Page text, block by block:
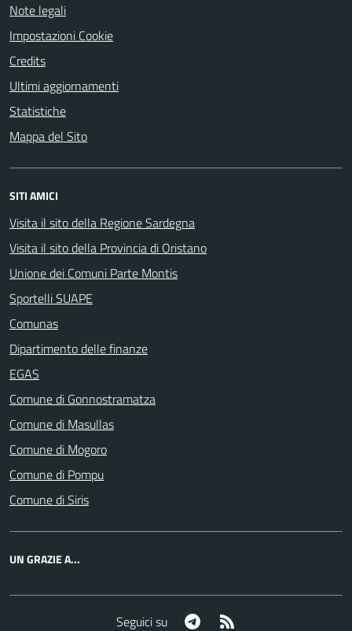
Note legali
Impostazioni Cookie
Credits
Ultimi aggiornamenti
Statistiche
Mappa del Sito
SITI AMICI
Visita il sito della Regione Sardegna
Visita il sito della Provincia di Oristano
Unione dei Comuni Parte Montis
Sportelli SUAPE
Comunas
Dipartimento delle finanze
EGAS
Comune di Gonnostramatza
Comune di Masullas
Comune di Mogoro
Comune di Pompu
Comune di Siris
UN GRAZIE A...
Seguici su Telegram